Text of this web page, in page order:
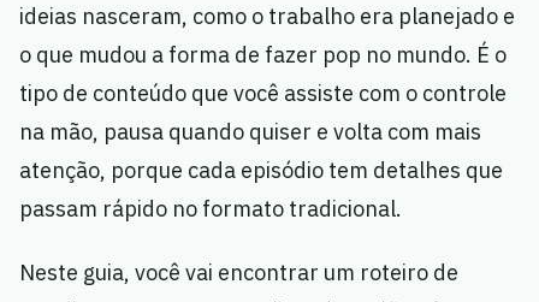
ideias nasceram, como o trabalho era planejado e
o que mudou a forma de fazer pop no mundo. É o
tipo de conteúdo que você assiste com o controle
na mão, pausa quando quiser e volta com mais
atenção, porque cada episódio tem detalhes que
passam rápido no formato tradicional.
Neste guia, você vai encontrar um roteiro de